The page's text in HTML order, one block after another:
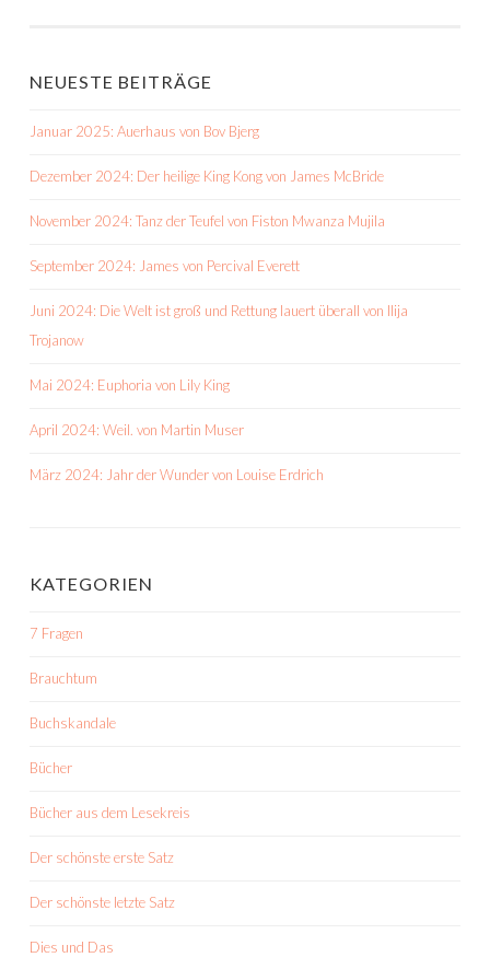
NEUESTE BEITRÄGE
Januar 2025: Auerhaus von Bov Bjerg
Dezember 2024: Der heilige King Kong von James McBride
November 2024: Tanz der Teufel von Fiston Mwanza Mujila
September 2024: James von Percival Everett
Juni 2024: Die Welt ist groß und Rettung lauert überall von Ilija
Trojanow
Mai 2024: Euphoria von Lily King
April 2024: Weil. von Martin Muser
März 2024: Jahr der Wunder von Louise Erdrich
KATEGORIEN
7 Fragen
Brauchtum
Buchskandale
Bücher
Bücher aus dem Lesekreis
Der schönste erste Satz
Der schönste letzte Satz
Dies und Das